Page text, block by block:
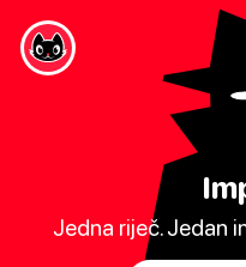
Jedna riječ. Jedan